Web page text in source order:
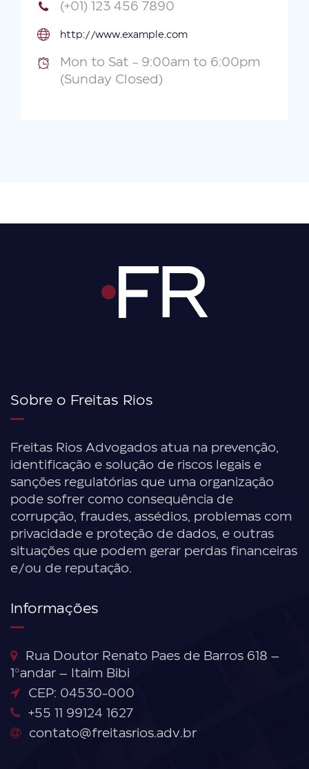
(+01) 123 456 7890
http://www.example.com
Mon to Sat - 9:00am to 6:00pm
(Sunday Closed)
Sobre o Freitas Rios
Freitas Rios Advogados atua na prevenção,
identificação e solução de riscos legais e
sanções regulatórias que uma organização
pode sofrer como consequência de
corrupção, fraudes, assédios, problemas com
privacidade e proteção de dados, e outras
situações que podem gerar perdas financeiras
e/ou de reputação.
Informações
Rua Doutor Renato Paes de Barros 618 –
1°andar – Itaim Bibi
CEP: 04530-000
+55 11 99124 1627
contato@freitasrios.adv.br